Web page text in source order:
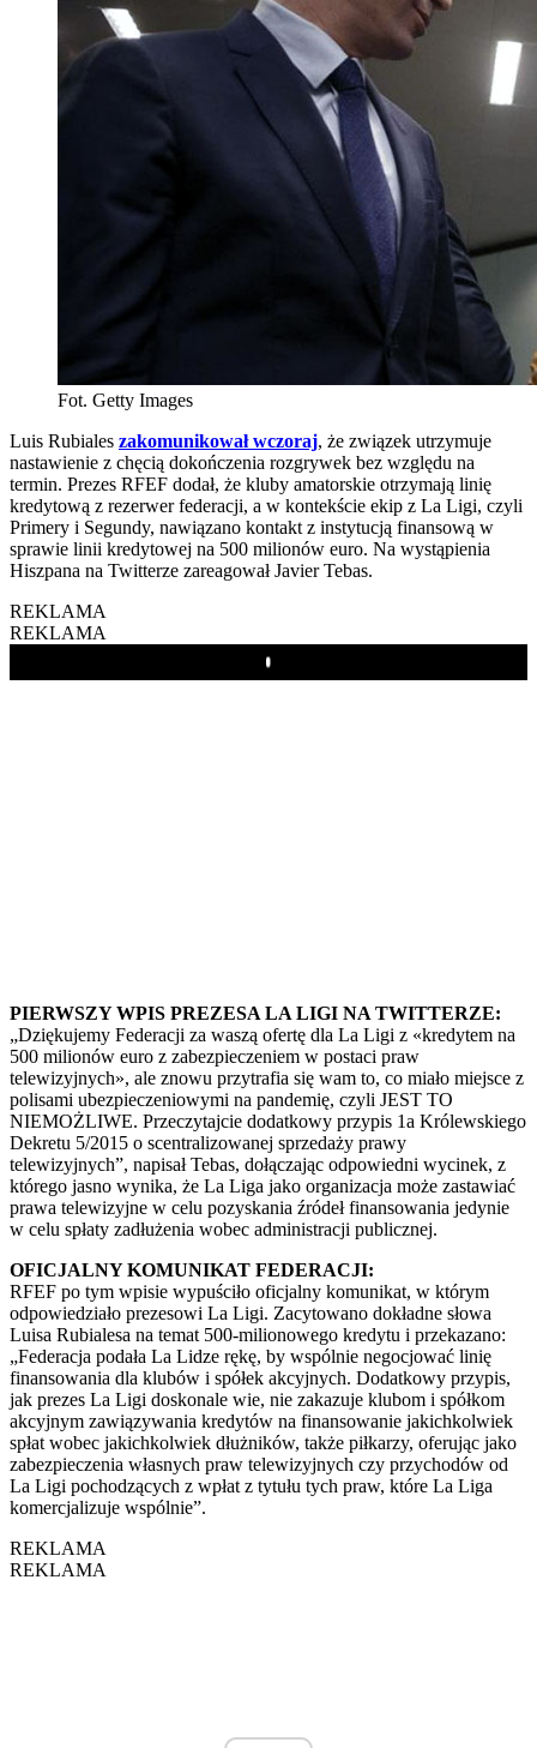
Fot. Getty Images
Luis Rubiales zakomunikował wczoraj, że związek utrzymuje
nastawienie z chęcią dokończenia rozgrywek bez względu na
termin. Prezes RFEF dodał, że kluby amatorskie otrzymają linię
kredytową z rezerwer federacji, a w kontekście ekip z La Ligi, czyli
Primery i Segundy, nawiązano kontakt z instytucją finansową w
sprawie linii kredytowej na 500 milionów euro. Na wystąpienia
Hiszpana na Twitterze zareagował Javier Tebas.
REKLAMA
REKLAMA
Play
PIERWSZY WPIS PREZESA LA LIGI NA TWITTERZE:
„Dziękujemy Federacji za waszą ofertę dla La Ligi z «kredytem na
500 milionów euro z zabezpieczeniem w postaci praw
telewizyjnych», ale znowu przytrafia się wam to, co miało miejsce z
polisami ubezpieczeniowymi na pandemię, czyli JEST TO
NIEMOŻLIWE. Przeczytajcie dodatkowy przypis 1a Królewskiego
Dekretu 5/2015 o scentralizowanej sprzedaży prawy
telewizyjnych”, napisał Tebas, dołączając odpowiedni wycinek, z
którego jasno wynika, że La Liga jako organizacja może zastawiać
prawa telewizyjne w celu pozyskania źródeł finansowania jedynie
w celu spłaty zadłużenia wobec administracji publicznej.
OFICJALNY KOMUNIKAT FEDERACJI:
RFEF po tym wpisie wypuściło oficjalny komunikat, w którym
odpowiedziało prezesowi La Ligi. Zacytowano dokładne słowa
Luisa Rubialesa na temat 500-milionowego kredytu i przekazano:
„Federacja podała La Lidze rękę, by wspólnie negocjować linię
finansowania dla klubów i spółek akcyjnych. Dodatkowy przypis,
jak prezes La Ligi doskonale wie, nie zakazuje klubom i spółkom
akcyjnym zawiązywania kredytów na finansowanie jakichkolwiek
spłat wobec jakichkolwiek dłużników, także piłkarzy, oferując jako
zabezpieczenia własnych praw telewizyjnych czy przychodów od
La Ligi pochodzących z wpłat z tytułu tych praw, które La Liga
komercjalizuje wspólnie”.
REKLAMA
REKLAMA